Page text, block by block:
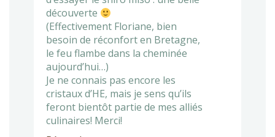
découverte
(Effectivement Floriane, bien
besoin de réconfort en Bretagne,
le feu flambe dans la cheminée
aujourd’hui…)
Je ne connais pas encore les
cristaux d’HE, mais je sens qu’ils
feront bientôt partie de mes alliés
culinaires! Merci!